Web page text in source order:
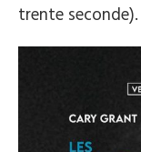
trente seconde).